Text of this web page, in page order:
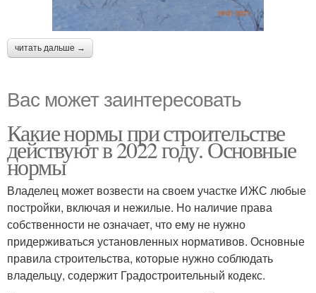
читать дальше →
Вас может заинтересовать
Какие нормы при строительстве
действуют в 2022 году. Основные
нормы
Владелец может возвести на своем участке ИЖС любые
постройки, включая и нежилые. Но наличие права
собственности не означает, что ему не нужно
придерживаться установленных нормативов. Основные
правила строительства, которые нужно соблюдать
владельцу, содержит Градостроительный кодекс.